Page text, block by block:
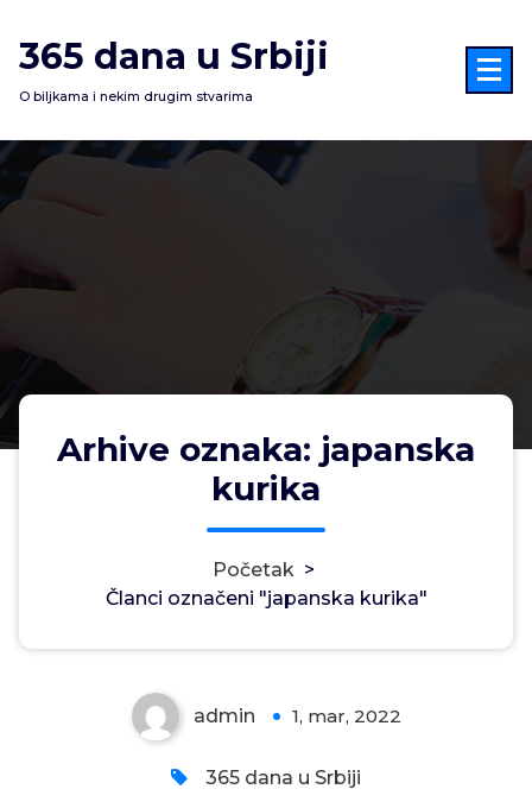
na
sadržaj
365 dana u Srbiji
O biljkama i nekim drugim stvarima
Arhive oznaka: japanska
kurika
Početak >
Članci označeni "japanska kurika"
JAPANSKA KURIKA SPREMNA
ZA PROLEĆE
admin 1, mar, 2022
365 dana u Srbiji